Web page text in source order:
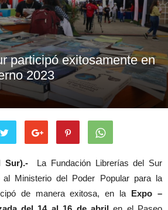
participó exitosamente en
2023
Sur).-
La Fundación Librerías del Sur
Ministerio del Poder Popular para la
de manera exitosa, en la Expo –